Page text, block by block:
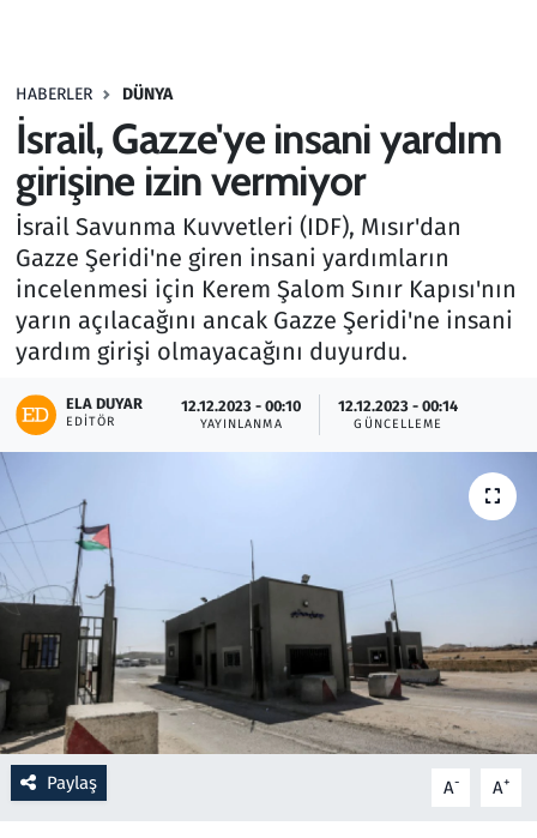
HABERLER DÜNYA
İsrail, Gazze'ye insani yardım
girişine izin vermiyor
İsrail Savunma Kuvvetleri (IDF), Mısır'dan
Gazze Şeridi'ne giren insani yardımların
incelenmesi için Kerem Şalom Sınır Kapısı'nın
yarın açılacağını ancak Gazze Şeridi'ne insani
yardım girişi olmayacağını duyurdu.
ELA DUYAR
EDITÖR
12.12.2023 - 00:10
YAYINLANMA
12.12.2023 - 00:14
GÜNCELLEME
Paylaş A- A+
Haber
Kültür Sanat
Kurumsal Haberler
Lezzet Durağı
Memur ve Kamu
Otomobil
Ramazan
Resmi İlanlar
Rüya Tabirleri
Sağlık
Savunma Sanayi